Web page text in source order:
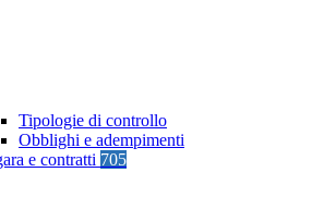
Tipologie di controllo
Obblighi e adempimenti
e contratti 705